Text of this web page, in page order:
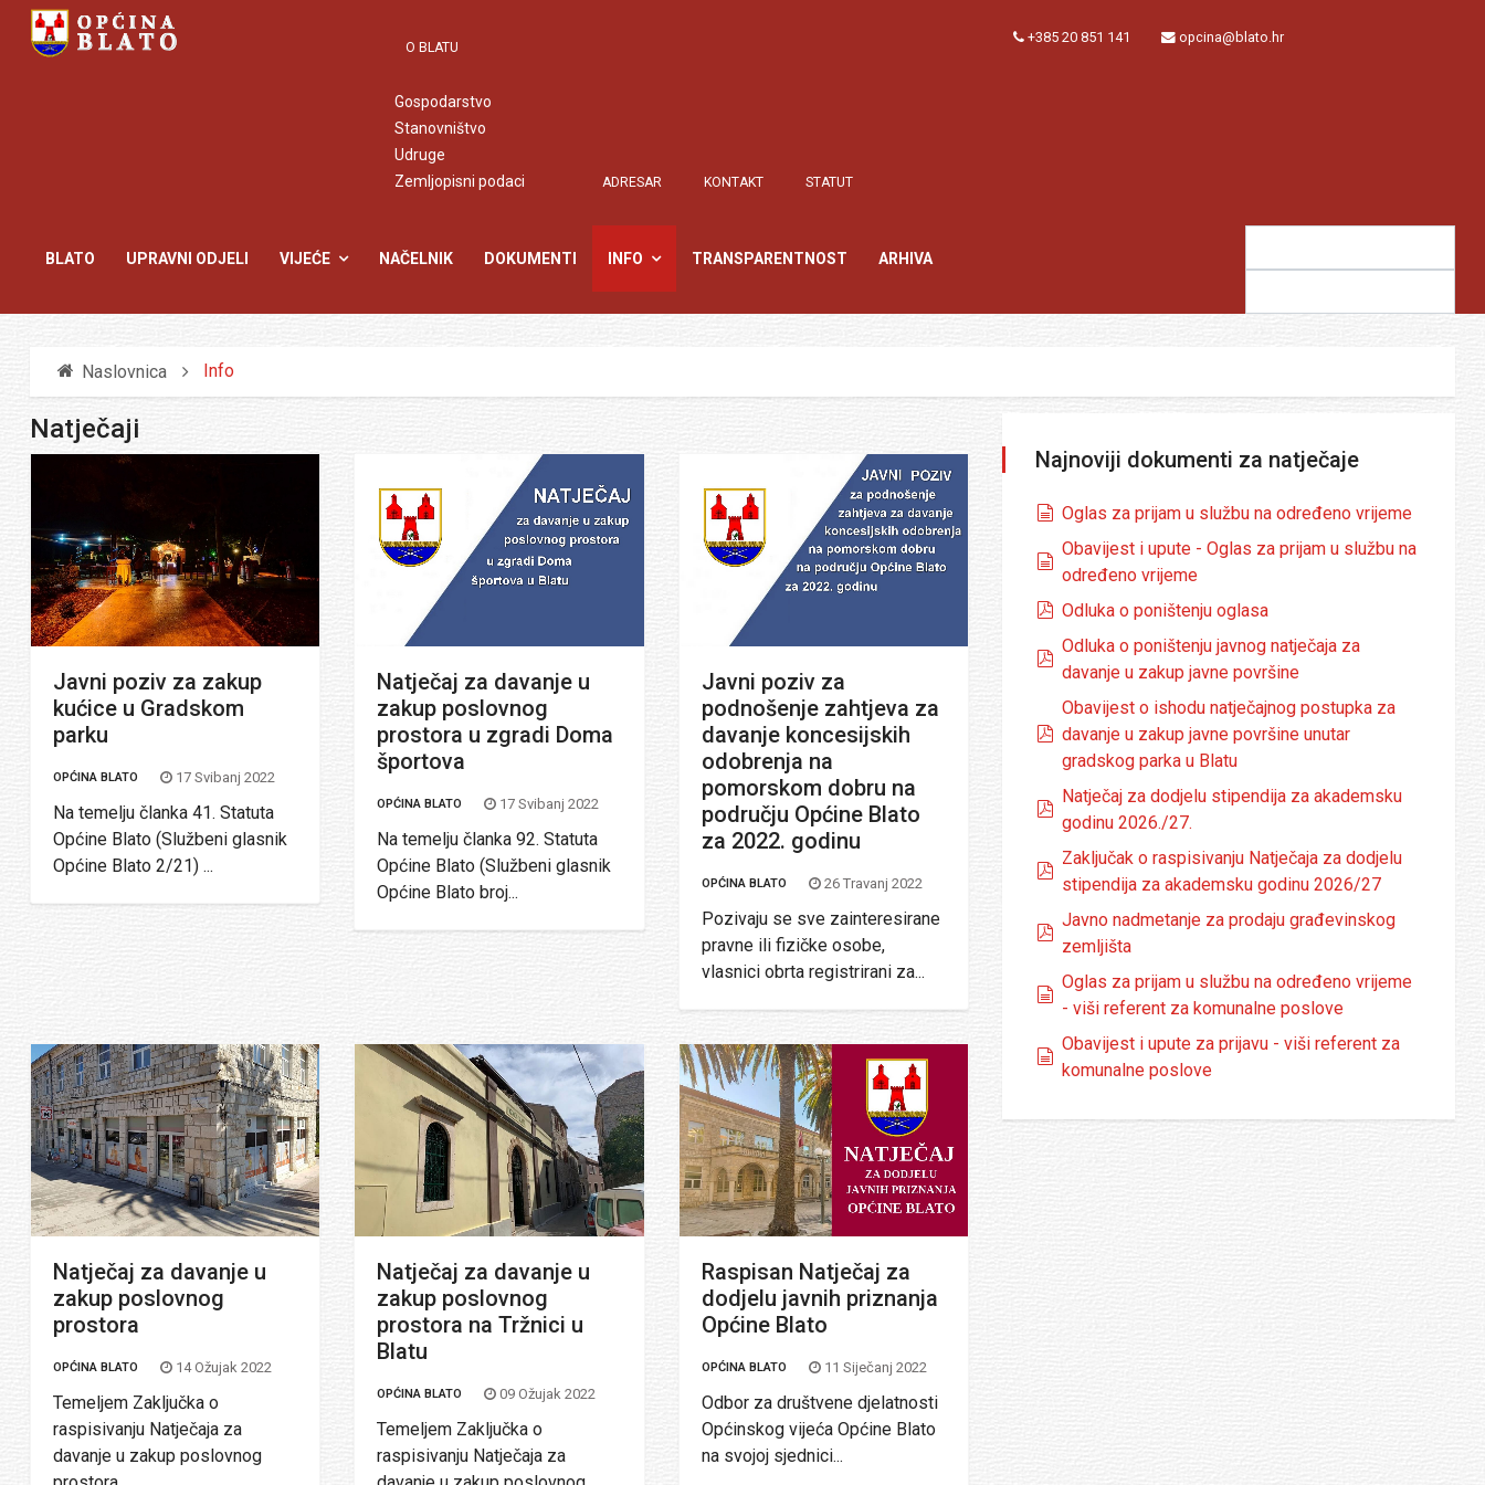
O BLATU
Gospodarstvo
Stanovništvo
Udruge
Zemljopisni podaci
ADRESAR KONTAKT STATUT
+385 20 851 141 opcina@blato.hr
BLATO UPRAVNI ODJELI VIJEĆE NAČELNIK DOKUMENTI INFO TRANSPARENTNOST ARHIVA
Naslovnica Info
Natječaji
Javni poziv za zakup
kućice u Gradskom
parku
OPĆINA BLATO 17 Svibanj 2022
Na temelju članka 41. Statuta
Općine Blato (Službeni glasnik
Općine Blato 2/21) ...
Natječaj za davanje u
zakup poslovnog
prostora u zgradi Doma
športova
OPĆINA BLATO 17 Svibanj 2022
Na temelju članka 92. Statuta
Općine Blato (Službeni glasnik
Općine Blato broj...
Javni poziv za
podnošenje zahtjeva za
davanje koncesijskih
odobrenja na
pomorskom dobru na
području Općine Blato
za 2022. godinu
OPĆINA BLATO 26 Travanj 2022
Pozivaju se sve zainteresirane
pravne ili fizičke osobe,
vlasnici obrta registrirani za...
Natječaj za davanje u
zakup poslovnog
prostora
OPĆINA BLATO 14 Ožujak 2022
Temeljem Zaključka o
raspisivanju Natječaja za
davanje u zakup poslovnog
Natječaj za davanje u
zakup poslovnog
prostora na Tržnici u
Blatu
OPĆINA BLATO 09 Ožujak 2022
Temeljem Zaključka o
raspisivanju Natječaja za
Raspisan Natječaj za
dodjelu javnih priznanja
Općine Blato
OPĆINA BLATO 11 Siječanj 2022
Odbor za društvene djelatnosti
Općinskog vijeća Općine Blato
na svojoj sjednici...
Najnoviji dokumenti za natječaje
dokumenti
Oglas za prijam u službu na određeno vrijeme
dokumenti
Obavijest i upute - Oglas za prijam u službu na
određeno vrijeme
pdf
Odluka o poništenju oglasa
pdf
Odluka o poništenju javnog natječaja za
davanje u zakup javne površine
pdf
Obavijest o ishodu natječajnog postupka za
davanje u zakup javne površine unutar
gradskog parka u Blatu
pdf
Natječaj za dodjelu stipendija za akademsku
godinu 2026./27.
pdf
Zaključak o raspisivanju Natječaja za dodjelu
stipendija za akademsku godinu 2026/27
pdf
Javno nadmetanje za prodaju građevinskog
zemljišta
dokumenti
Oglas za prijam u službu na određeno vrijeme
- viši referent za komunalne poslove
dokumenti
Obavijest i upute za prijavu - viši referent za
komunalne poslove